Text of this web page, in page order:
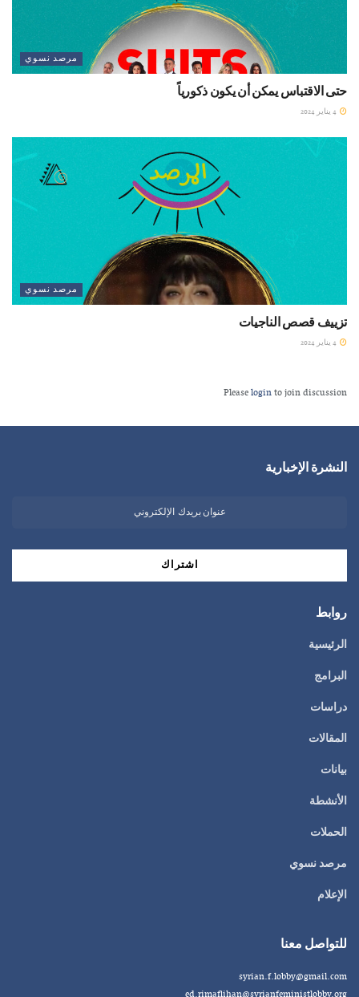
مرصد نسوي
حتى الاقتباس يمكن أن يكون ذكورياً
مرصد نسوي
تزييف قصص الناجيات
Pleaseloginto join discussion
النشرة الإخبارية
روابط
الرئيسية
البرامج
دراسات
المقالات
بيانات
الأنشطة
الحملات
مرصد نسوي
الإعلام
للتواصل معنا
syrian.f.lobby@gmail.com